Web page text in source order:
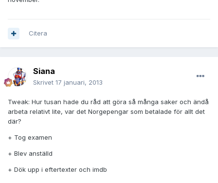
Citera
Siana
Skrivet 17 januari, 2013
Tweak: Hur tusan hade du råd att göra så många saker och ändå
arbeta relativt lite, var det Norgepengar som betalade för allt det
där?
+ Tog examen
+ Blev anställd
+ Dök upp i eftertexter och imdb